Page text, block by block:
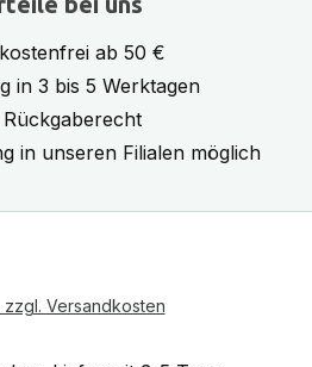
ab 50 €
in 3 bis 5 Werktagen
in unseren Filialen möglich
zzgl. Versandkosten